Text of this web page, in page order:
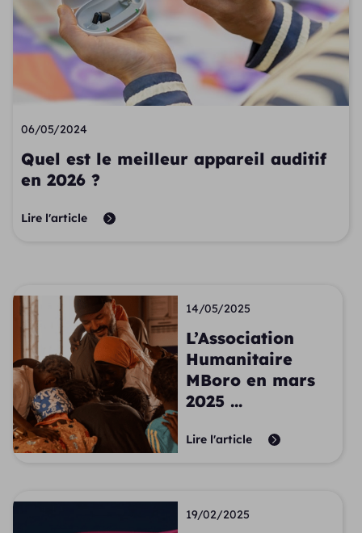
06/05/2024
Quel est le meilleur appareil auditif
en 2026 ?
Lire l'article
14/05/2025
L’Association
Humanitaire
MBoro en mars
2025 ...
Lire l'article
19/02/2025